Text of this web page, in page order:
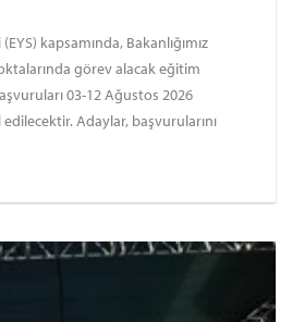
kapsamında, Bakanlığımız
görev alacak eğitim
03-12 Ağustos 2026
Adaylar, başvurularını
gerçekleştirebilirler.